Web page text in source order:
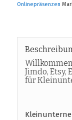
Onlinepräsenzen
Jimdo, Etsy,
für